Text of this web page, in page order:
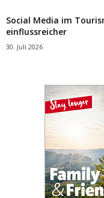
Social Media im
einflussreicher
30. Juli 2026